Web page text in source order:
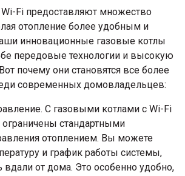
Fi предоставляют множество
отопление более удобным и
инновационные газовые котлы
передовые технологии и высокую
почему они становятся все более
современных домовладельцев:
С газовыми котлами с Wi-Fi
стандартными
отоплением. Вы можете
и график работы системы,
вдали от дома. Это особенно удобно,